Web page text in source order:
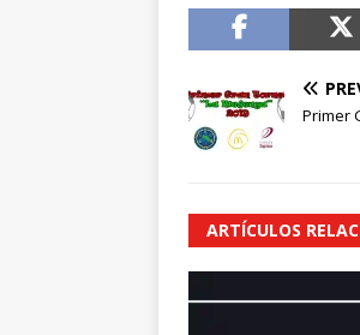
Primer
ARTÍCULOS